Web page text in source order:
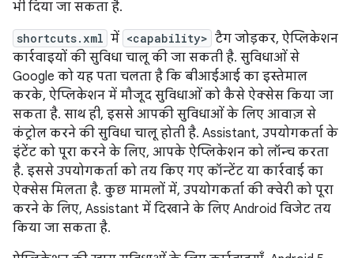
भी दिया जा सकता है.
shortcuts.xml में <capability> टैग जोड़कर, ऐप्लिकेशन
कार्रवाइयों की सुविधा चालू की जा सकती है. सुविधाओं से
Google को यह पता चलता है कि बीआईआई का इस्तेमाल
करके, ऐप्लिकेशन में मौजूद सुविधाओं को कैसे ऐक्सेस किया जा
सकता है. साथ ही, इससे आपकी सुविधाओं के लिए आवाज़ से
कंट्रोल करने की सुविधा चालू होती है. Assistant, उपयोगकर्ता के
इंटेंट को पूरा करने के लिए, आपके ऐप्लिकेशन को लॉन्च करता
है. इससे उपयोगकर्ता को तय किए गए कॉन्टेंट या कार्रवाई का
ऐक्सेस मिलता है. कुछ मामलों में, उपयोगकर्ता की क्वेरी को पूरा
करने के लिए, Assistant में दिखाने के लिए Android विजेट तय
किया जा सकता है.